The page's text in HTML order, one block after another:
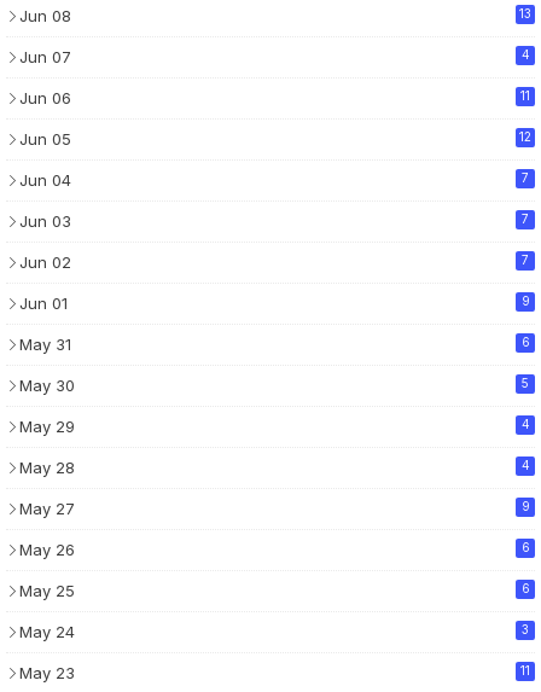
Jun 08 13
Jun 07 4
Jun 06 11
Jun 05 12
Jun 04 7
Jun 03 7
Jun 02 7
Jun 01 9
May 31 6
May 30 5
May 29 4
May 28 4
May 27 9
May 26 6
May 25 6
May 24 3
May 23 11